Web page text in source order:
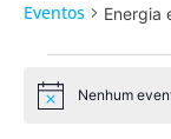
Eventos Energia
Aviso Nenhum